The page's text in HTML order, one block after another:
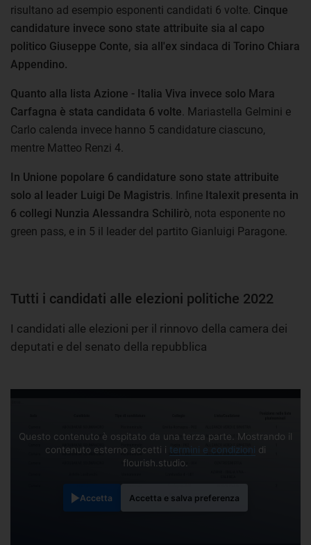
risultano ad esempio esponenti candidati 6 volte. Cinque
candidature invece sono state attribuite sia al capo
politico Giuseppe Conte, sia all'ex sindaca di Torino Chiara
Appendino.
Quanto alla lista Azione - Italia Viva invece solo Mara
Carfagna è stata candidata 6 volte. Mariastella Gelmini e
Carlo calenda invece hanno 5 candidature ciascuno,
mentre Matteo Renzi 4.
In Unione popolare 6 candidature sono state attribuite
solo al leader Luigi De Magistris. Infine Italexit presenta in
6 collegi Nunzia Alessandra Schilirò, nota esponente no
green pass, e in 5 il leader del partito Gianluigi Paragone.
Tutti i candidati alle elezioni politiche 2022
I candidati alle elezioni per il rinnovo della camera dei
deputati e del senato della repubblica
Questo contenuto è ospitato da una terza parte. Mostrando il
contenuto esterno accetti i termini e condizioni di
flourish.studio.
Accetta Accetta e salva preferenza